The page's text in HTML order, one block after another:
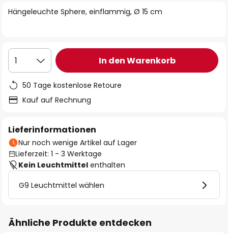
Hängeleuchte Sphere, einflammig, Ø 15 cm
1 In den Warenkorb
50 Tage kostenlose Retoure
Kauf auf Rechnung
Lieferinformationen
Nur noch wenige Artikel auf Lager
Lieferzeit: 1 - 3 Werktage
Kein Leuchtmittel enthalten
G9 Leuchtmittel wählen
Ähnliche Produkte entdecken